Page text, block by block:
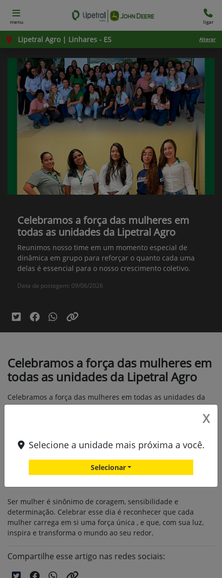
menu ligar
Lipetral Agro | Linhares - ES Alterar
Celebramos a força das mulheres em
todas as unidades da Lipetral Agro
Reunimos nosso time em um momento especial de
dinâmica em grupo para reforçar o quanto cada uma
delas é essencial para o nosso crescimento coletivo.
Data da postagem: 09/06/2026
Celebramos a força das mulheres em
todas as unidades da Lipetral Agro
Celebramos a força das mulheres em todas as unidades da
Lipetral Agro, na sexta-feira, 06/03 !
Reunimos nosso time em um momento especial de dinâmica
para o nosso crescimento coletivo.
Ser mulher é sinônimo de coragem, sensibilidade e
determinação. Celebrar esse dia é reconhecer que cada
mulher carrega em si uma força única , e que, com sua luz,
inspira e transforma o mundo ao seu redor.
Compartilhe esse artigo nas redes sociais:
X
Selecione a unidade mais próxima a você.
Selecionar